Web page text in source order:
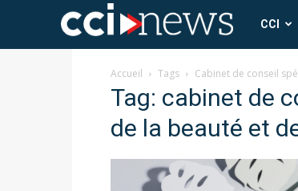
CCI
News
CCI
Accueil Tags Cabinet de conseil
Tag: cabinet de
de la beauté et